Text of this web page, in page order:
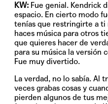
KW: Fue genial. Kendrick
espacio. En cierto modo
tenías que restringirte a ti
haces música para otros
que quieres hacer de
para su música la versión
Fue muy divertido.
La verdad, no lo sabía. Al
veces grabas cosas y
pierden algunos de tus